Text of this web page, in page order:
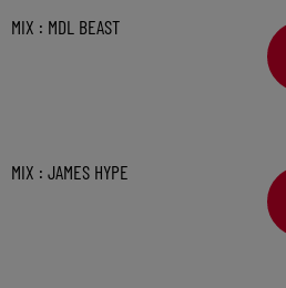
MIX : MDL BEAST
MIX : JAMES HYPE